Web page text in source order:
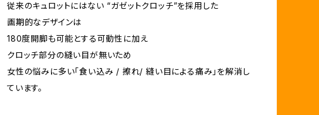
従来のキュロットにはない “ガゼットクロッチ”を採用した
画期的なデザインは
180度開脚も可能とする可動性に加え
クロッチ部分の縫い目が無いため
女性の悩みに多い「食い込み / 擦れ/ 縫い目による痛み」を解消し
ています。